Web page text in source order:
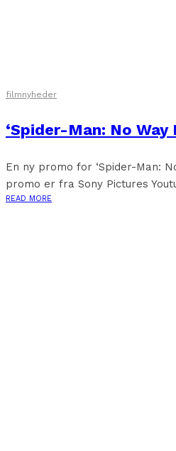
filmnyheder
‘Spider-Man: No Way
En ny promo for ‘Spider-Man:
promo er fra Sony Pictures
READ MORE